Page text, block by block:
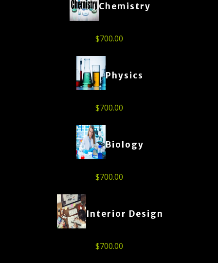
Chemistry
$700.00
Physics
$700.00
Biology
$700.00
Interior Design
$700.00